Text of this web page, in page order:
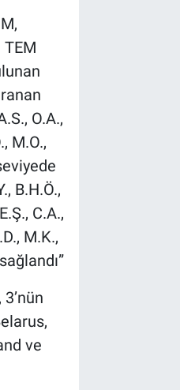
O.A.,
M.O.,
B.H.Ö.,
C.A.,
M.K.,
ve